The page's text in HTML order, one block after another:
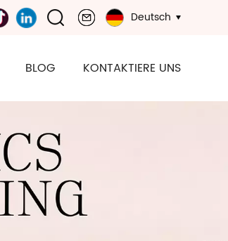
Deutsch
BLOG KONTAKTIERE UNS